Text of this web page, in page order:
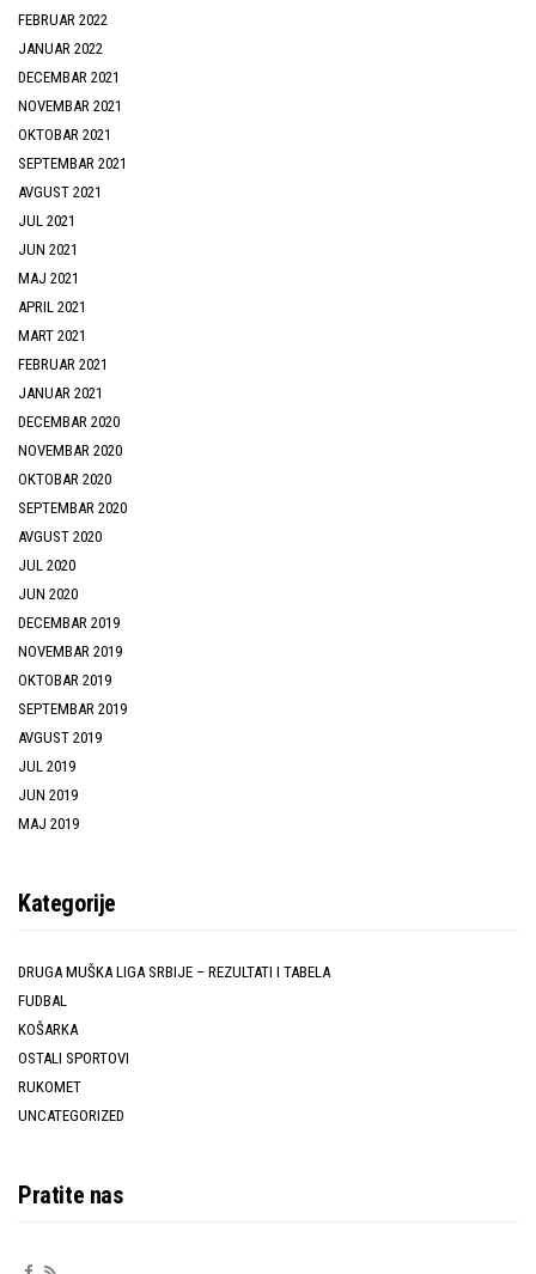
FEBRUAR 2022
JANUAR 2022
DECEMBAR 2021
NOVEMBAR 2021
OKTOBAR 2021
SEPTEMBAR 2021
AVGUST 2021
JUL 2021
JUN 2021
MAJ 2021
APRIL 2021
MART 2021
FEBRUAR 2021
JANUAR 2021
DECEMBAR 2020
NOVEMBAR 2020
OKTOBAR 2020
SEPTEMBAR 2020
AVGUST 2020
JUL 2020
JUN 2020
DECEMBAR 2019
NOVEMBAR 2019
OKTOBAR 2019
SEPTEMBAR 2019
AVGUST 2019
JUL 2019
JUN 2019
MAJ 2019
Kategorije
DRUGA MUŠKA LIGA SRBIJE – REZULTATI I TABELA
FUDBAL
KOŠARKA
OSTALI SPORTOVI
RUKOMET
UNCATEGORIZED
Pratite nas